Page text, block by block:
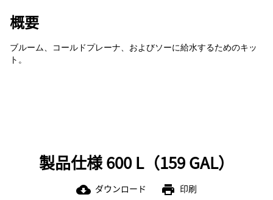
概要
ブルーム、コールドプレーナ、およびソーに給水するためのキッ
ト。
製品仕様 600 L（159 GAL）
cloud_download ダウンロード print 印刷